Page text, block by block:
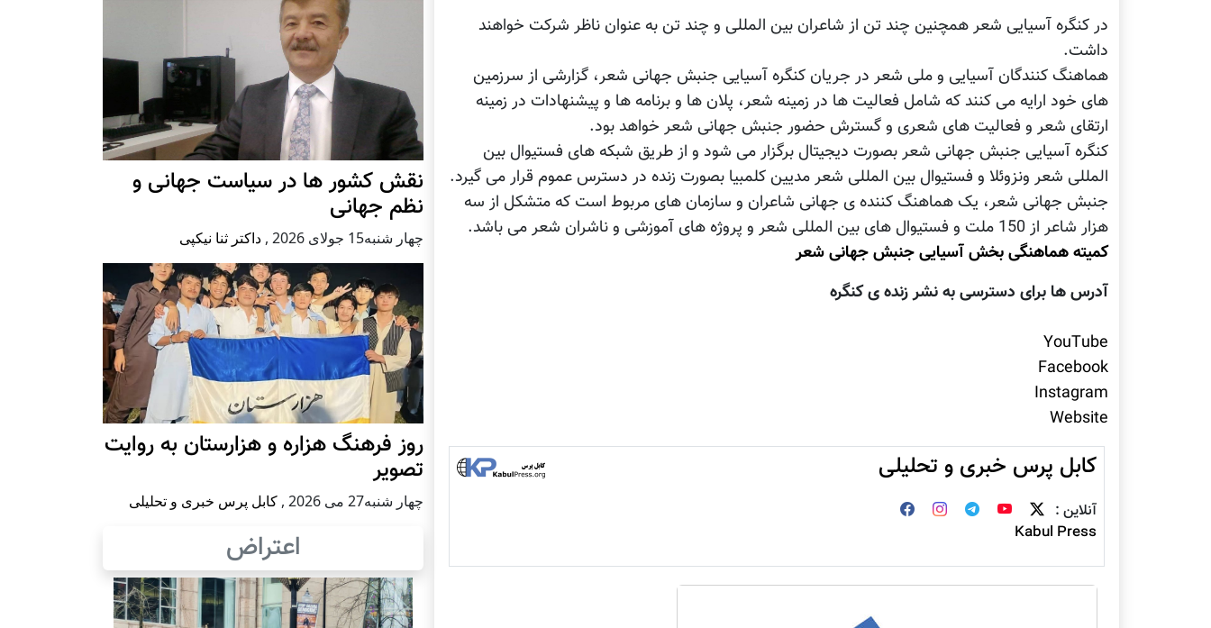
در کنگره آسیایی شعر همچنین چند تن از شاعران بین المللی و چند تن به عنوان ناظر شرکت خواهند
داشت.
هماهنگ کنندگان آسیایی و ملی شعر در جریان کنگره آسیایی جنبش جهانی شعر، گزارشی از سرزمین
های خود ارایه می کنند که شامل فعالیت ها در زمینه شعر، پلان ها و برنامه ها و پیشنهادات در زمینه
ارتقای شعر و فعالیت های شعری و گسترش حضور جنبش جهانی شعر خواهد بود.
کنگره آسیایی جنبش جهانی شعر بصورت دیجیتال برگزار می شود و از طریق شبکه های فستیوال بین
المللی شعر ونزوئلا و فستیوال بین المللی شعر مدیین کلمبیا بصورت زنده در دسترس عموم قرار می گیرد.
جنبش جهانی شعر، یک هماهنگ کننده ی جهانی شاعران و سازمان های مربوط است که متشکل از سه
هزار شاعر از 150 ملت و فستیوال های بین المللی شعر و پروژه های آموزشی و ناشران شعر می باشد.
کمیته هماهنگی بخش آسیایی جنبش جهانی شعر
آدرس ها برای دسترسی به نشر زنده ی کنگره
YouTube
Facebook
Instagram
Website
کابل پرس خبری و تحلیلی
آنلاین :
Kabul Press
نقش کشور ها در سیاست جهانی و
نظم جهانی
چهار شنبه15 جولای 2026 , داکتر ثنا نیکپی
روز فرهنگ هزاره و هزارستان به روایت
تصویر
چهار شنبه27 می 2026 , کابل پرس خبری و تحلیلی
اعتراض